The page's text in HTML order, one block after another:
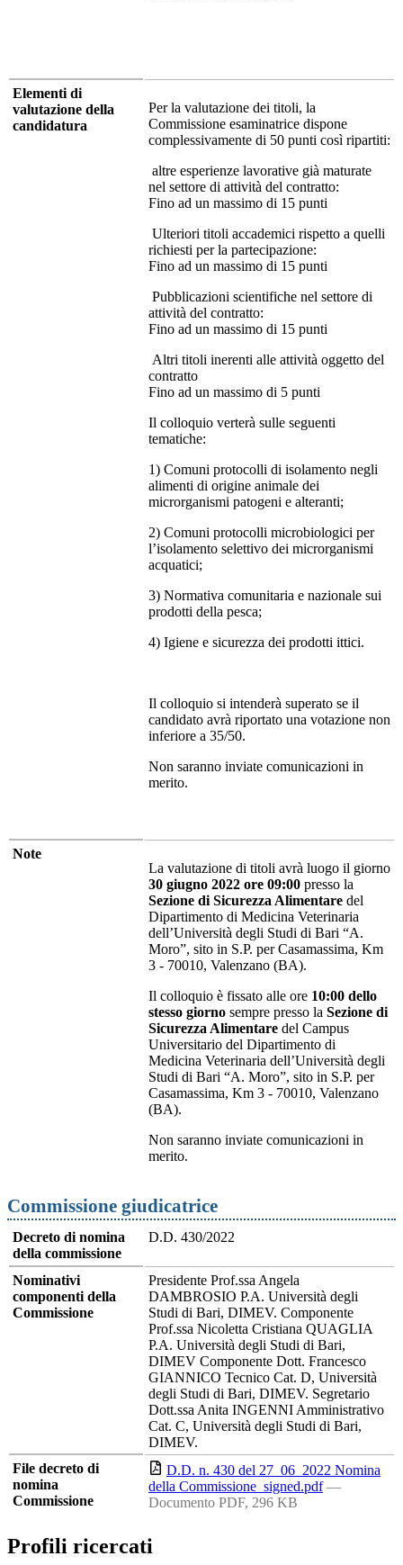
Elementi di
valutazione della
candidatura
Per la valutazione dei titoli, la
Commissione esaminatrice dispone
complessivamente di 50 punti così ripartiti:
altre esperienze lavorative già maturate
nel settore di attività del contratto:
Fino ad un massimo di 15 punti
Ulteriori titoli accademici rispetto a quelli
richiesti per la partecipazione:
Fino ad un massimo di 15 punti
Pubblicazioni scientifiche nel settore di
attività del contratto:
Fino ad un massimo di 15 punti
Altri titoli inerenti alle attività oggetto del
contratto
Fino ad un massimo di 5 punti
Il colloquio verterà sulle seguenti
tematiche:
1) Comuni protocolli di isolamento negli
alimenti di origine animale dei
microrganismi patogeni e alteranti;
2) Comuni protocolli microbiologici per
l’isolamento selettivo dei microrganismi
acquatici;
3) Normativa comunitaria e nazionale sui
prodotti della pesca;
4) Igiene e sicurezza dei prodotti ittici.
Il colloquio si intenderà superato se il
candidato avrà riportato una votazione non
inferiore a 35/50.
Non saranno inviate comunicazioni in
merito.
Note
La valutazione di titoli avrà luogo il giorno
30 giugno 2022 ore 09:00 presso la
Sezione di Sicurezza Alimentare del
Dipartimento di Medicina Veterinaria
dell’Università degli Studi di Bari “A.
Moro”, sito in S.P. per Casamassima, Km
3 - 70010, Valenzano (BA).
Il colloquio è fissato alle ore 10:00 dello
stesso giorno sempre presso la Sezione di
Sicurezza Alimentare del Campus
Universitario del Dipartimento di
Medicina Veterinaria dell’Università degli
Studi di Bari “A. Moro”, sito in S.P. per
Casamassima, Km 3 - 70010, Valenzano
(BA).
Non saranno inviate comunicazioni in
merito.
Commissione giudicatrice
Decreto di nomina
della commissione
D.D. 430/2022
Nominativi
componenti della
Commissione
Presidente Prof.ssa Angela
DAMBROSIO P.A. Università degli
Studi di Bari, DIMEV. Componente
Prof.ssa Nicoletta Cristiana QUAGLIA
P.A. Università degli Studi di Bari,
DIMEV Componente Dott. Francesco
GIANNICO Tecnico Cat. D, Università
degli Studi di Bari, DIMEV. Segretario
Dott.ssa Anita INGENNI Amministrativo
Cat. C, Università degli Studi di Bari,
DIMEV.
File decreto di
nomina
Commissione
D.D. n. 430 del 27_06_2022 Nomina
della Commissione_signed.pdf —
Documento PDF, 296 KB
Profili ricercati